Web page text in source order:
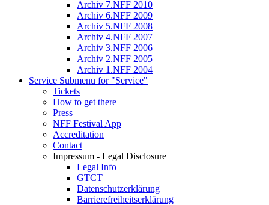
Archiv 7.NFF 2010
Archiv 6.NFF 2009
Archiv 5.NFF 2008
Archiv 4.NFF 2007
Archiv 3.NFF 2006
Archiv 2.NFF 2005
Archiv 1.NFF 2004
Service Submenu for "Service"
Tickets
How to get there
Press
NFF Festival App
Accreditation
Contact
Impressum - Legal Disclosure
Legal Info
GTCT
Datenschutzerklärung
Barrierefreiheitserklärung